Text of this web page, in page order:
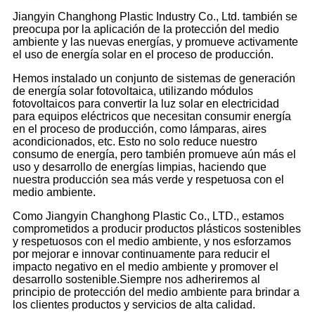
Jiangyin Changhong Plastic Industry Co., Ltd. también se
preocupa por la aplicación de la protección del medio
ambiente y las nuevas energías, y promueve activamente
el uso de energía solar en el proceso de producción.
Hemos instalado un conjunto de sistemas de generación
de energía solar fotovoltaica, utilizando módulos
fotovoltaicos para convertir la luz solar en electricidad
para equipos eléctricos que necesitan consumir energía
en el proceso de producción, como lámparas, aires
acondicionados, etc. Esto no solo reduce nuestro
consumo de energía, pero también promueve aún más el
uso y desarrollo de energías limpias, haciendo que
nuestra producción sea más verde y respetuosa con el
medio ambiente.
Como Jiangyin Changhong Plastic Co., LTD., estamos
comprometidos a producir productos plásticos sostenibles
y respetuosos con el medio ambiente, y nos esforzamos
por mejorar e innovar continuamente para reducir el
impacto negativo en el medio ambiente y promover el
desarrollo sostenible.Siempre nos adheriremos al
principio de protección del medio ambiente para brindar a
los clientes productos y servicios de alta calidad.